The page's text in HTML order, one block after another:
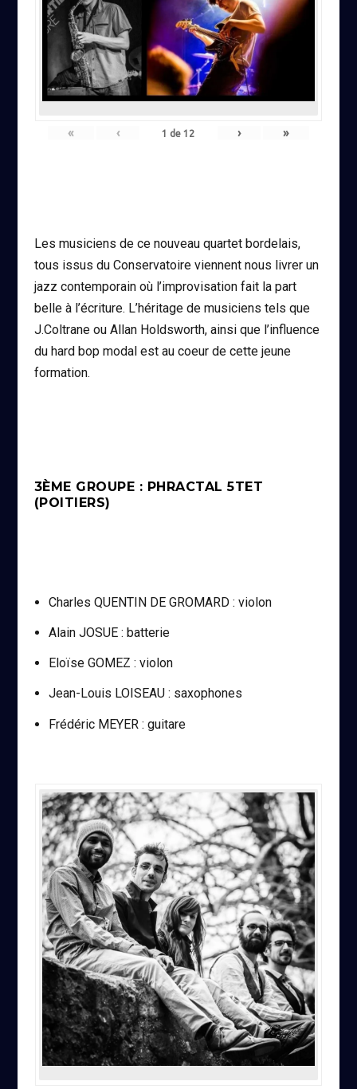
« ‹ 1 de12 › »
Les musiciens de ce nouveau quartet bordelais,
tous issus du Conservatoire viennent nous livrer un
jazz contemporain où l’improvisation fait la part
belle à l’écriture. L’héritage de musiciens tels que
J.Coltrane ou Allan Holdsworth, ainsi que l’influence
du hard bop modal est au coeur de cette jeune
formation.
3ÈME GROUPE : PHRACTAL 5TET
(POITIERS)
Charles QUENTIN DE GROMARD : violon
Alain JOSUE : batterie
Eloïse GOMEZ : violon
Jean-Louis LOISEAU : saxophones
Frédéric MEYER : guitare